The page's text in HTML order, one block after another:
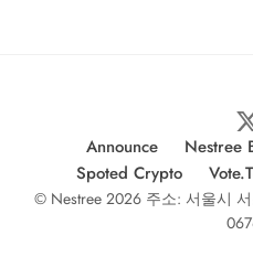
Announce Nestree
Spoted Crypto
© Nestree 2026 주소: 서울시